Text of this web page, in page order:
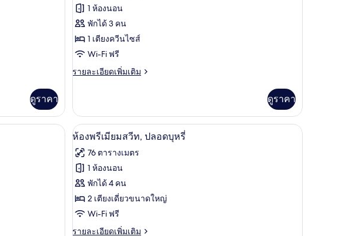
น,
ปลอด
บุหรี่
ดูราคา
ห้อง
สแตนดาร์ด,
ปลอด
บุหรี่
1 ห้องนอน
พักได้ 3 คน
1 เตียงควีนไซส์
Wi-Fi ฟรี
รายละเอียดเพิ่มเติม
ราย
เกี่ยว
กับ
ห้อง
ปลอด
บุหรี่
(Queen)
ดูราคา
องนอนระดับพรีเมียม, ผ้านวมขนเป็ด, ตู้นิรภัยในห้องพัก
เปิด
ภาพถ่าย
ทั้งหมด
ของ
ห้อง
พรีเมียม
ห้องพรีเมียมสวีท, ปลอดบุหรี่ | 1 ห้องนอน, เค
7
ห้องพรีเมียมสวีท, ปลอดบุหรี่
76 ตารางเมตร
1 ห้องนอน
พักได้ 4 คน
2 เตียงเดี่ยวขนาดใหญ่
Wi-Fi ฟรี
รายละเอียดเพิ่มเติม
ราย